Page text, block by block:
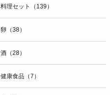
料理セット（139）
卵（38）
酒（28）
健康食品（7）